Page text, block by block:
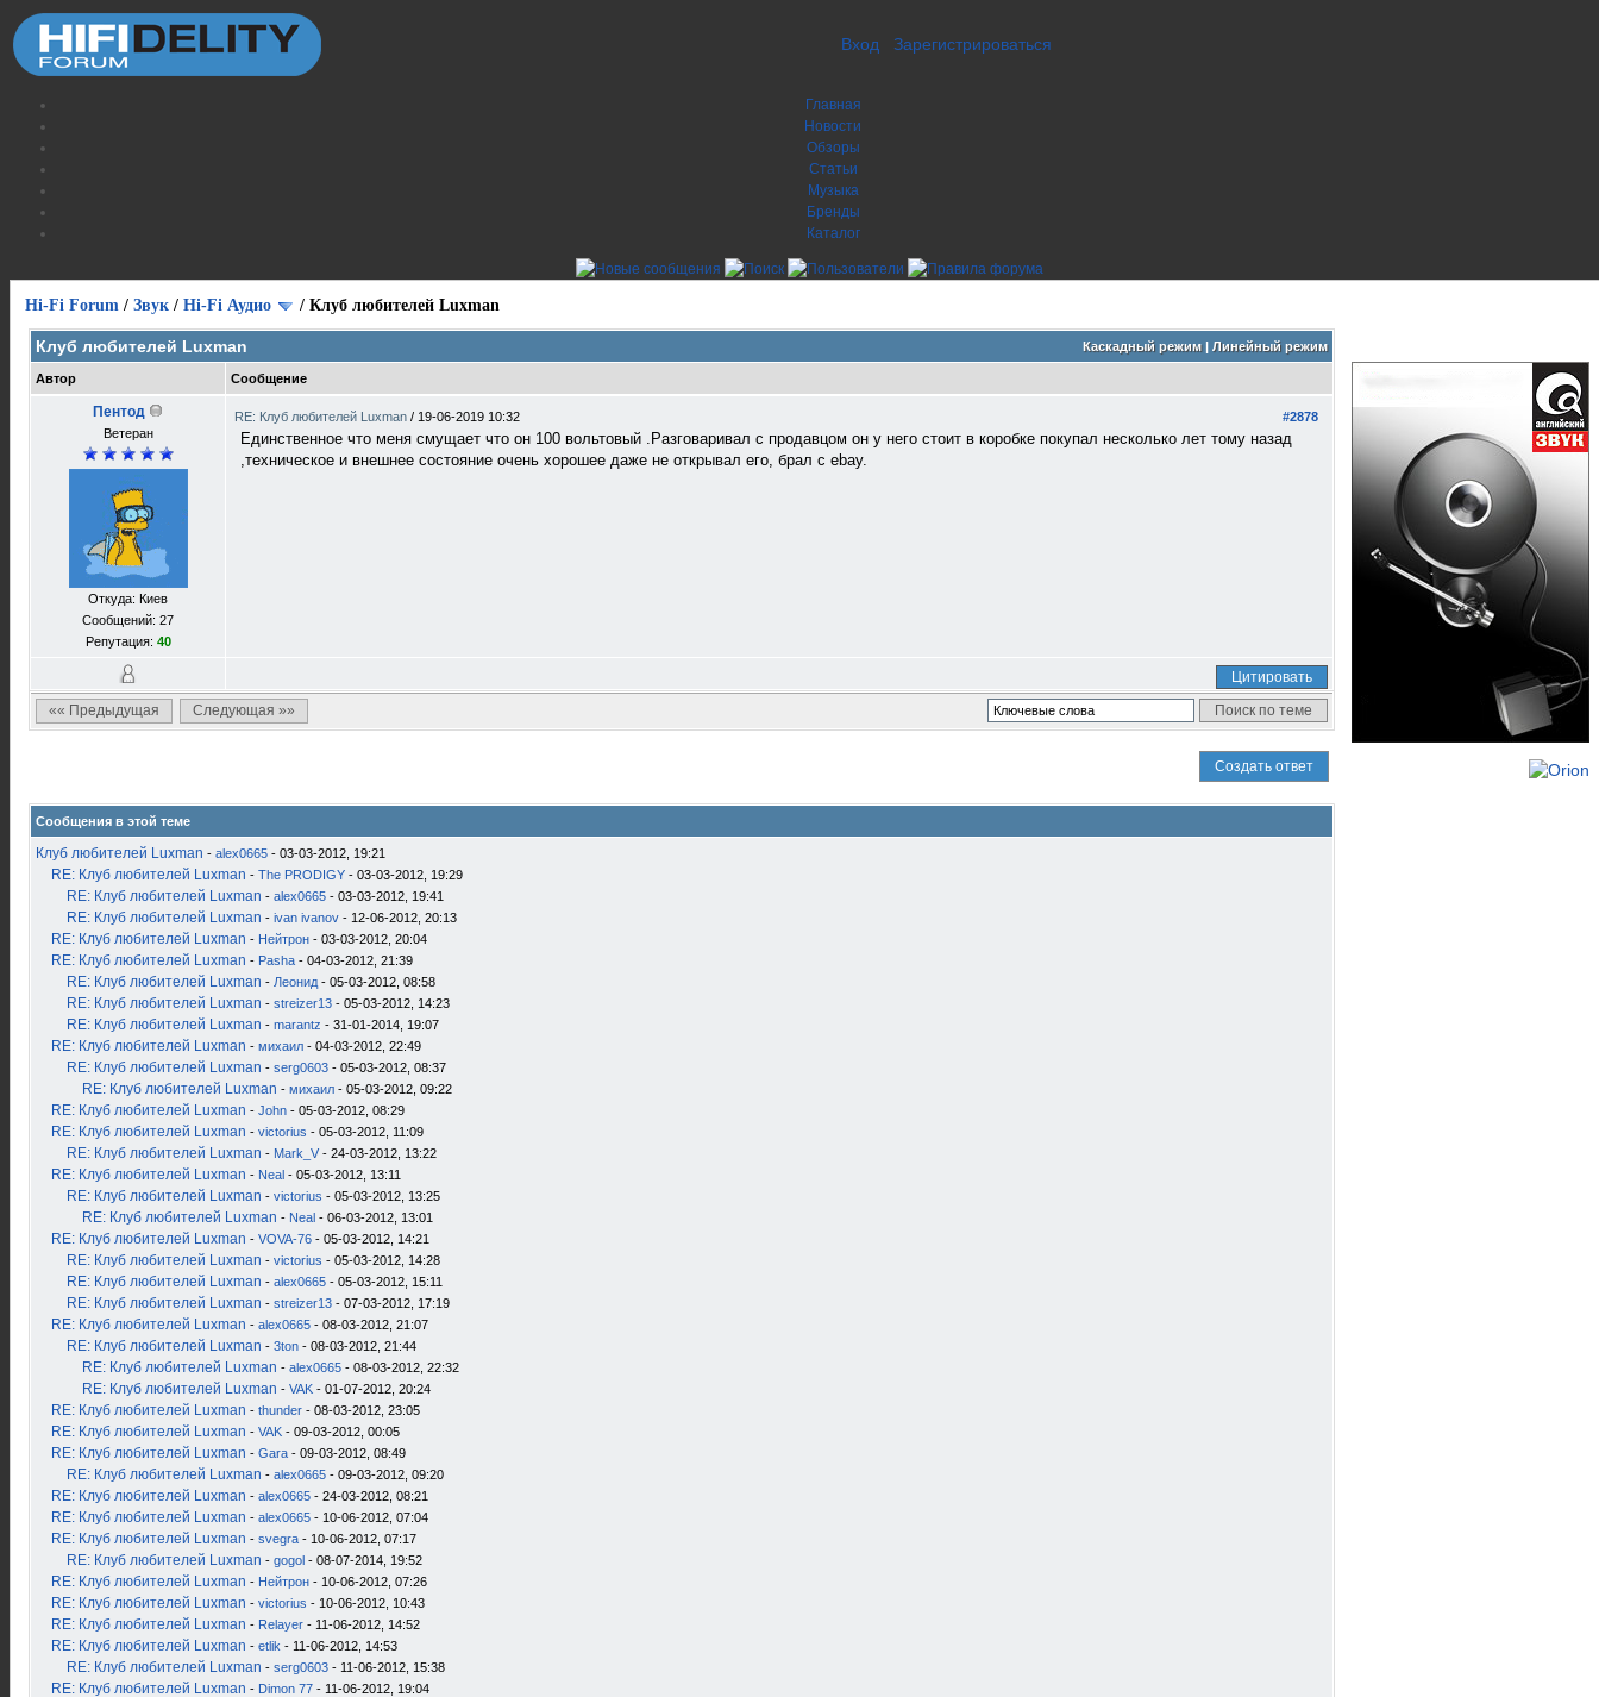
Вход Зарегистрироваться
Главная
Новости
Обзоры
Статьи
Музыка
Бренды
Каталог
Hi-Fi Forum / Звук / Hi-Fi Аудио / Клуб любителей Luxman
Каскадный режим| Линейный режим
Клуб любителей Luxman
Автор Сообщение
Пентод
Ветеран
Откуда: Киев
Сообщений: 27
Репутация: 40
#2878
RE: Клуб любителей Luxman / 19-06-2019 10:32
Единственное что меня смущает что он 100 вольтовый .Разговаривал с продавцом он у него стоит в коробке покупал несколько лет тому назад
,техническое и внешнее состояние очень хорошее даже не открывал его, брал с ebay.
Цитировать
«« Предыдущая
Следующая »»
Создать ответ
Сообщения в этой теме
Клуб любителей Luxman - alex0665 - 03-03-2012, 19:21
RE: Клуб любителей Luxman - The PRODIGY - 03-03-2012, 19:29
RE: Клуб любителей Luxman - alex0665 - 03-03-2012, 19:41
RE: Клуб любителей Luxman - ivan ivanov - 12-06-2012, 20:13
RE: Клуб любителей Luxman - Нейтрон - 03-03-2012, 20:04
RE: Клуб любителей Luxman - Pasha - 04-03-2012, 21:39
RE: Клуб любителей Luxman - Леонид - 05-03-2012, 08:58
RE: Клуб любителей Luxman - streizer13 - 05-03-2012, 14:23
RE: Клуб любителей Luxman - marantz - 31-01-2014, 19:07
RE: Клуб любителей Luxman - михаил - 04-03-2012, 22:49
RE: Клуб любителей Luxman - serg0603 - 05-03-2012, 08:37
RE: Клуб любителей Luxman - михаил - 05-03-2012, 09:22
RE: Клуб любителей Luxman - John - 05-03-2012, 08:29
RE: Клуб любителей Luxman - victorius - 05-03-2012, 11:09
RE: Клуб любителей Luxman - Mark_V - 24-03-2012, 13:22
RE: Клуб любителей Luxman - Neal - 05-03-2012, 13:11
RE: Клуб любителей Luxman - victorius - 05-03-2012, 13:25
RE: Клуб любителей Luxman - Neal - 06-03-2012, 13:01
RE: Клуб любителей Luxman - VOVA-76 - 05-03-2012, 14:21
RE: Клуб любителей Luxman - victorius - 05-03-2012, 14:28
RE: Клуб любителей Luxman - alex0665 - 05-03-2012, 15:11
RE: Клуб любителей Luxman - streizer13 - 07-03-2012, 17:19
RE: Клуб любителей Luxman - alex0665 - 08-03-2012, 21:07
RE: Клуб любителей Luxman - 3ton - 08-03-2012, 21:44
RE: Клуб любителей Luxman - alex0665 - 08-03-2012, 22:32
RE: Клуб любителей Luxman - VAK - 01-07-2012, 20:24
RE: Клуб любителей Luxman - thunder - 08-03-2012, 23:05
RE: Клуб любителей Luxman - VAK - 09-03-2012, 00:05
RE: Клуб любителей Luxman - Gara - 09-03-2012, 08:49
RE: Клуб любителей Luxman - alex0665 - 09-03-2012, 09:20
RE: Клуб любителей Luxman - alex0665 - 24-03-2012, 08:21
RE: Клуб любителей Luxman - alex0665 - 10-06-2012, 07:04
RE: Клуб любителей Luxman - svegra - 10-06-2012, 07:17
RE: Клуб любителей Luxman - gogol - 08-07-2014, 19:52
RE: Клуб любителей Luxman - Нейтрон - 10-06-2012, 07:26
RE: Клуб любителей Luxman - victorius - 10-06-2012, 10:43
RE: Клуб любителей Luxman - Relayer - 11-06-2012, 14:52
RE: Клуб любителей Luxman - etlik - 11-06-2012, 14:53
RE: Клуб любителей Luxman - serg0603 - 11-06-2012, 15:38
RE: Клуб любителей Luxman - Dimon 77 - 11-06-2012, 19:04